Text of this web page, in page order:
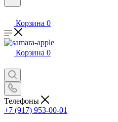
Корзина 0
Корзина 0
Телефоны
+7 (917) 953-00-01